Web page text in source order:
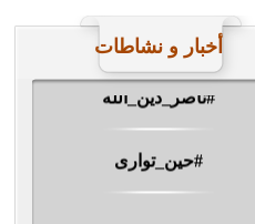
أخبار و نشاطات
#ناصر_دين_الله
#حين_توارى
مهرجان الشهيد #ا�...